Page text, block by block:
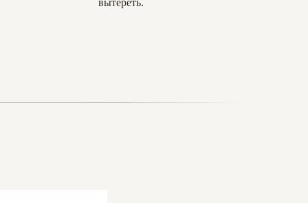
вытереть.